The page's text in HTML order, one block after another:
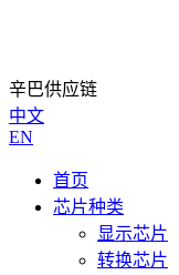
辛巴供应链
中文
EN
首页
芯片种类
显示芯片
转换芯片